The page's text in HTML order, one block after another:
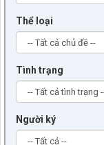
Thể loại
Tình trạng
Người ký